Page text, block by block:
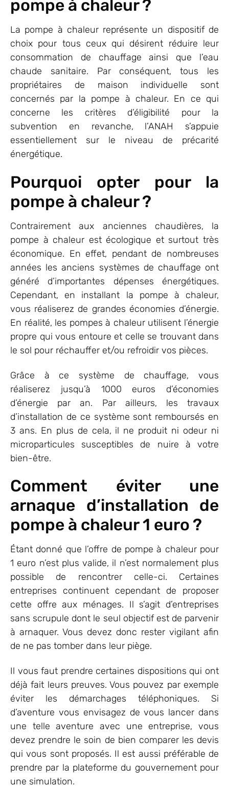
pompe à chaleur ?
La pompe à chaleur représente un dispositif de
choix pour tous ceux qui désirent réduire leur
consommation de chauffage ainsi que l’eau
chaude sanitaire. Par conséquent, tous les
propriétaires de maison individuelle sont
concernés par la pompe à chaleur. En ce qui
concerne les critères d’éligibilité pour la
subvention en revanche, l’ANAH s’appuie
essentiellement sur le niveau de précarité
énergétique.
Pourquoi opter pour la
pompe à chaleur ?
Contrairement aux anciennes chaudières, la
pompe à chaleur est écologique et surtout très
économique. En effet, pendant de nombreuses
années les anciens systèmes de chauffage ont
généré d’importantes dépenses énergétiques.
Cependant, en installant la pompe à chaleur,
vous réaliserez de grandes économies d’énergie.
En réalité, les pompes à chaleur utilisent l’énergie
propre qui vous entoure et celle se trouvant dans
le sol pour réchauffer et/ou refroidir vos pièces.
Grâce à ce système de chauffage, vous
réaliserez jusqu’à 1000 euros d’économies
d’énergie par an. Par ailleurs, les travaux
d’installation de ce système sont remboursés en
3 ans. En plus de cela, il ne produit ni odeur ni
microparticules susceptibles de nuire à votre
bien-être.
Comment éviter une
arnaque d’installation de
pompe à chaleur 1 euro ?
Étant donné que l’offre de pompe à chaleur pour
1 euro n’est plus valide, il n’est normalement plus
possible de rencontrer celle-ci. Certaines
entreprises continuent cependant de proposer
cette offre aux ménages. Il s’agit d’entreprises
sans scrupule dont le seul objectif est de parvenir
à arnaquer. Vous devez donc rester vigilant afin
de ne pas tomber dans leur piège.
Il vous faut prendre certaines dispositions qui ont
déjà fait leurs preuves. Vous pouvez par exemple
éviter les démarchages téléphoniques. Si
d’aventure vous envisagez de vous lancer dans
une telle aventure avec une entreprise, vous
devez prendre le soin de bien comparer les devis
qui vous sont proposés. Il est aussi préférable de
prendre par la plateforme du gouvernement pour
une simulation.